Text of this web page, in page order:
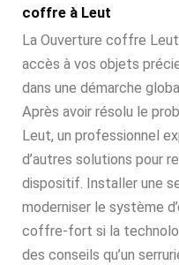
coffre à Leut
La Ouverture coffre
accès à vos objets
dans une démarche
Après avoir résolu le
Leut, un professionnel
d’autres solutions pour
dispositif. Installer une
moderniser le système
coffre-fort si la
des conseils qu’un